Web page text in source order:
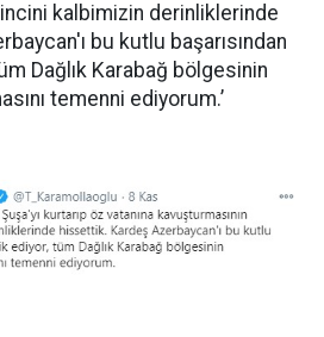
kalbimizin derinliklerinde
bu kutlu başarısından
Dağlık Karabağ bölgesinin
temenni ediyorum.’